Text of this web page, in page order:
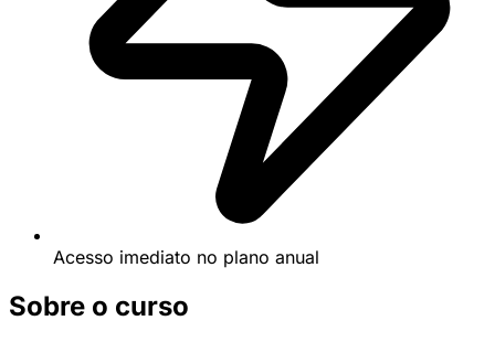
Acesso imediato no plano anual
Sobre o curso